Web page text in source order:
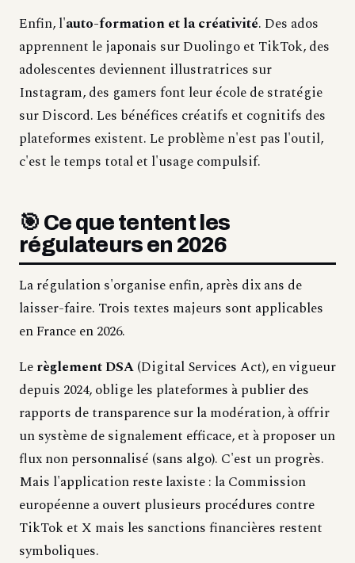
Enfin, l'auto-formation et la créativité. Des ados
apprennent le japonais sur Duolingo et TikTok, des
adolescentes deviennent illustratrices sur
Instagram, des gamers font leur école de stratégie
sur Discord. Les bénéfices créatifs et cognitifs des
plateformes existent. Le problème n'est pas l'outil,
c'est le temps total et l'usage compulsif.
🎯 Ce que tentent les
régulateurs en 2026
La régulation s'organise enfin, après dix ans de
laisser-faire. Trois textes majeurs sont applicables
en France en 2026.
Lerèglement DSA(Digital Services Act), en vigueur
depuis 2024, oblige les plateformes à publier des
rapports de transparence sur la modération, à offrir
un système de signalement efficace, et à proposer un
flux non personnalisé (sans algo). C'est un progrès.
Mais l'application reste laxiste : la Commission
européenne a ouvert plusieurs procédures contre
TikTok et X mais les sanctions financières restent
symboliques.